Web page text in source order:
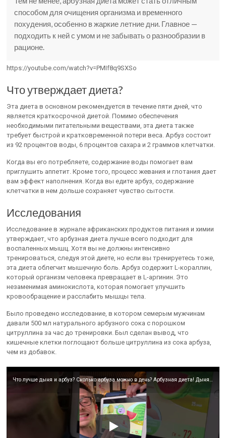
способом для очищения организма и временного
похудения, особенно в жаркие летние дни. Главное —
подходить к ней с умом и не забывать о разнообразии в
рационе.
https://youtube.com/watch?v=PMIf8q9SXSo
Что утверждает диета?
Эта диета в основном рекомендуется в течение пяти дней, что
является краткосрочной диетой. Помимо обеспечения
необходимыми питательными веществами, эта диета также
требует быстрой и кратковременной потери веса. Арбуз состоит
из 92 процентов воды, 6 процентов сахара и 2 граммов клетчатки.
Когда вы его потребляете, содержание воды помогает вам
приглушить аппетит. Кроме того, процесс жевания и глотания дает
вам эффект наполнения. Когда вы едите арбуз, содержание
клетчатки в нем дольше сохраняет чувство сытости.
Исследования
Исследование в журнале африканских продуктов питания и химии
утверждает, что арбузная диета лучше всего подходит для
воспаленных мышц. Хотя вы не должны интенсивно
тренироваться, следуя этой диете, но если вы тренируетесь тоже,
эта диета облегчит мышечную боль. Арбуз содержит L-кораллин,
который организм человека превращает в L-аргинин. Это
незаменимая аминокислота, которая помогает улучшить
кровообращение и расслабить мышцы тела.
Было проведено исследование, в котором семерым мужчинам
давали 500 мл натурального арбузного сока с порошком
цитруллина за час до тренировки. Был сделан вывод, что
кишечные клетки поглощают больше цитруллина из сока арбуза,
чем из добавок.
Что лучше дыня и арбуз? Сколько арбуза можно в день? Арбузная диета! Дыня для похудения!